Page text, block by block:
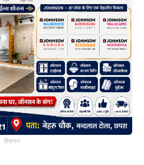
विज्ञापन